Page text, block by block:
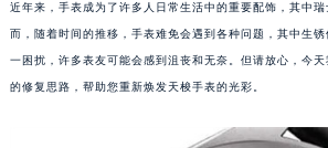
近年来，手表成为了许多人日常生活中的重要配饰，其中
而，随着时间的推移，手表难免会遇到各种问题，其中生
一困扰，许多表友可能会感到沮丧和无奈。但请放心，今
的修复思路，帮助您重新焕发天梭手表的光彩。